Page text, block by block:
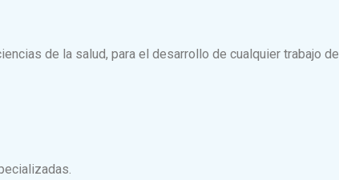
de la salud, para el desarrollo de cualquier trabajo de